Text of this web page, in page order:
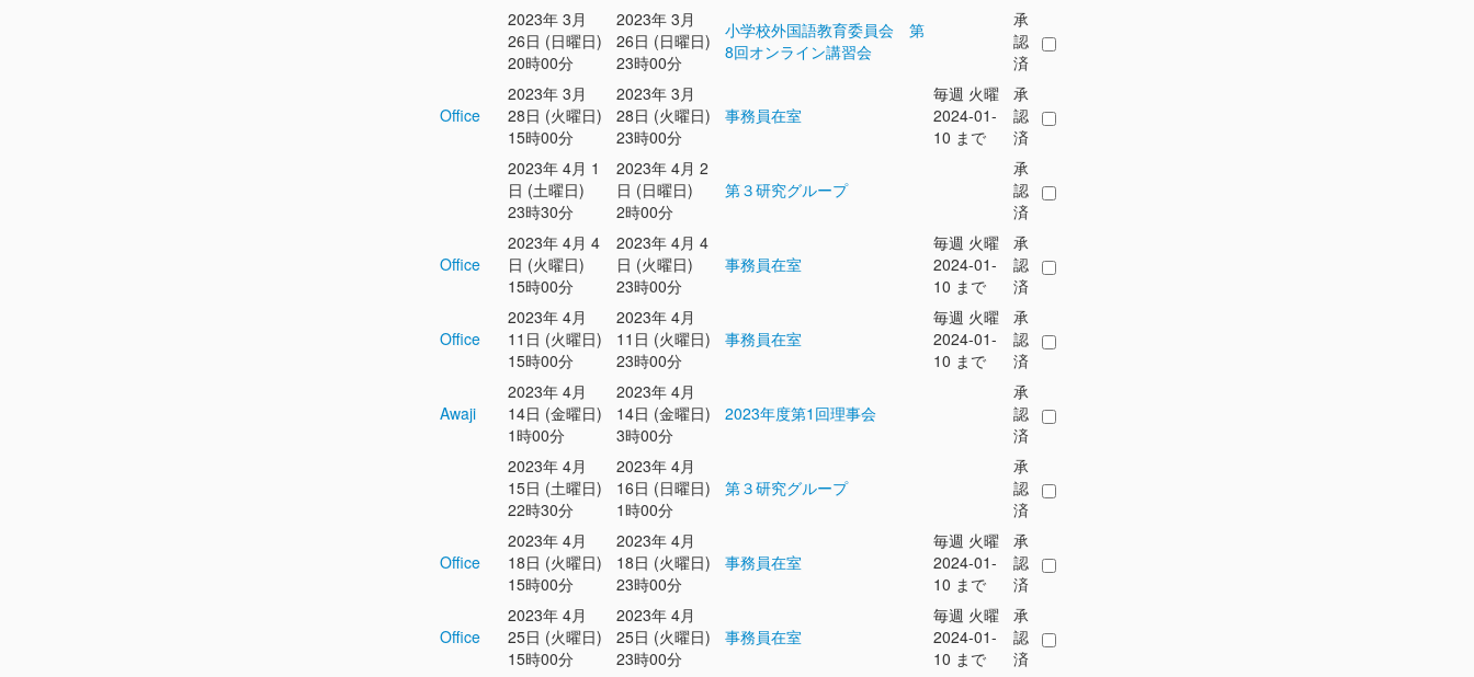
2023年 3月
26日 (日曜日)
20時00分
2023年 3月
26日 (日曜日)
23時00分
小学校外国語教育委員会 第
8回オンライン講習会
承
認
済
Office
2023年 3月
28日 (火曜日)
15時00分
2023年 3月
28日 (火曜日)
23時00分
事務員在室
毎週 火曜
2024-01-
10 まで
承
認
済
2023年 4月 1
日 (土曜日)
23時30分
2023年 4月 2
日 (日曜日)
2時00分
第３研究グループ
承
認
済
Office
2023年 4月 4
日 (火曜日)
15時00分
2023年 4月 4
日 (火曜日)
23時00分
事務員在室
毎週 火曜
2024-01-
10 まで
承
認
済
Office
2023年 4月
11日 (火曜日)
15時00分
2023年 4月
11日 (火曜日)
23時00分
事務員在室
毎週 火曜
2024-01-
10 まで
承
認
済
Awaji
2023年 4月
14日 (金曜日)
1時00分
2023年 4月
14日 (金曜日)
3時00分
2023年度第1回理事会
承
認
済
2023年 4月
15日 (土曜日)
22時30分
2023年 4月
16日 (日曜日)
1時00分
第３研究グループ
承
認
済
Office
2023年 4月
18日 (火曜日)
15時00分
2023年 4月
18日 (火曜日)
23時00分
事務員在室
毎週 火曜
2024-01-
10 まで
承
認
済
Office
2023年 4月
25日 (火曜日)
15時00分
2023年 4月
25日 (火曜日)
23時00分
事務員在室
毎週 火曜
2024-01-
10 まで
承
認
済